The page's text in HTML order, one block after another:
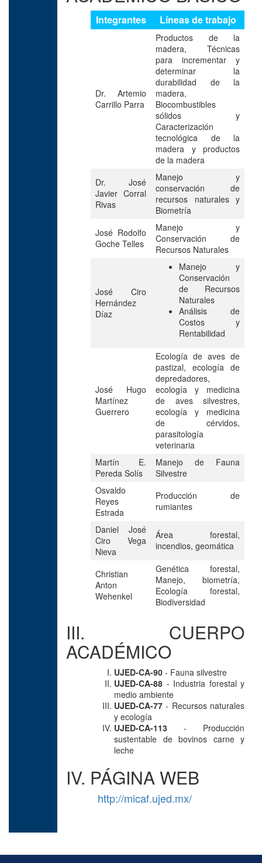
Integrantes Líneas de trabajo
Dr. Artemio
Carrillo Parra
Productos de la
madera, Técnicas
para incrementar y
determinar la
durabilidad de la
madera,
Biocombustibles
sólidos y
Caracterización
tecnológica de la
madera y productos
de la madera
Dr. José
Javier Corral
Rivas
Manejo y
conservación de
recursos naturales y
Biometría
José Rodolfo
Goche Telles
Manejo y
Conservación de
Recursos Naturales
José Ciro
Hernández
Díaz
Manejo y
Conservación
de Recursos
Naturales
Análisis de
Costos y
Rentabilidad
José Hugo
Martínez
Guerrero
Ecología de aves de
pastizal, ecología de
depredadores,
ecología y medicina
de aves silvestres,
ecología y medicina
de cérvidos,
parasitología
veterinaria
Martín E.
Pereda Solís
Manejo de Fauna
Silvestre
Osvaldo
Reyes
Estrada
Producción de
rumiantes
Daniel José
Ciro Vega
Nieva
Área forestal,
incendios, geomática
Christian
Anton
Wehenkel
Genética forestal,
Manejo, biometría,
Ecología forestal,
Biodiversidad
III. CUERPO
ACADÉMICO
UJED-CA-90 - Fauna silvestre
UJED-CA-88 - Industria forestal y
medio ambiente
UJED-CA-77- Recursos naturales
y ecología
UJED-CA-113 - Producción
sustentable de bovinos carne y
leche
IV. PÁGINA WEB
http://micaf.ujed.mx/